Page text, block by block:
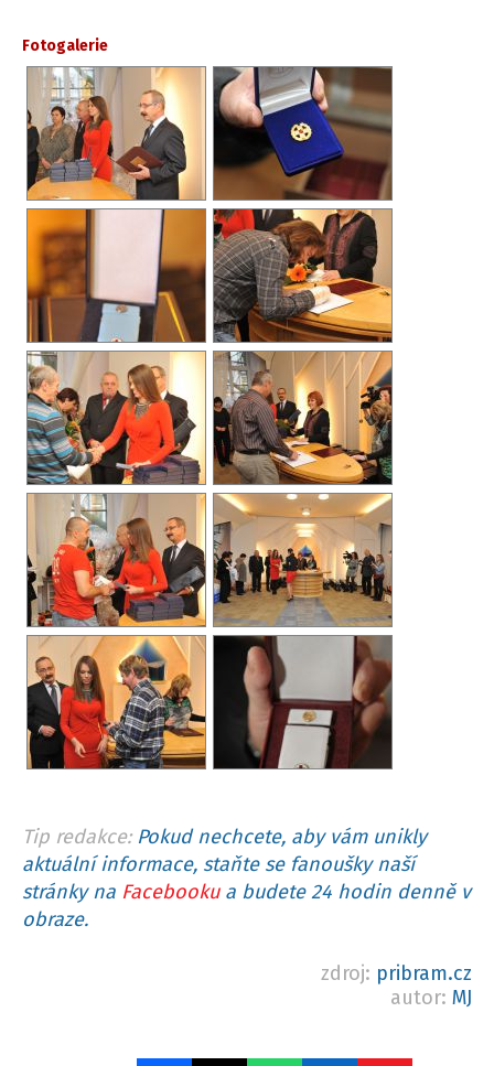
Fotogalerie
Tip redakce: Pokud nechcete, aby vám unikly
aktuální informace, staňte se fanoušky naší
stránky na Facebookua budete 24 hodin denně v
obraze.
zdroj: pribram.cz
autor: MJ